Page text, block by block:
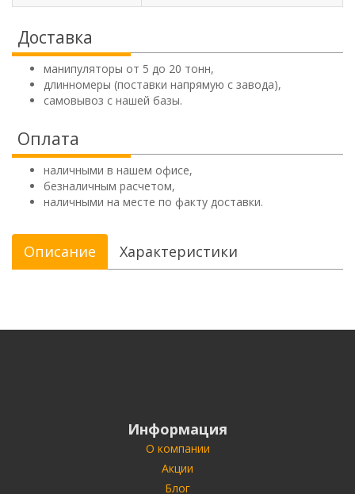
Доставка
манипуляторы от 5 до 20 тонн,
длинномеры (поставки напрямую с завода),
самовывоз с нашей базы.
Оплата
наличными в нашем офисе,
безналичным расчетом,
наличными на месте по факту доставки.
Описание Характеристики
Информация
О компании
Акции
Блог